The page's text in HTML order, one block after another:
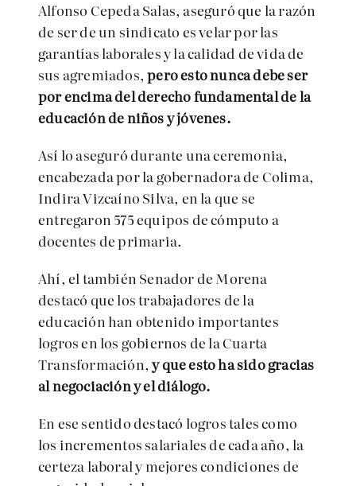
Alfonso Cepeda Salas, aseguró que la razón
de ser de un sindicato es velar por las
garantías laborales y la calidad de vida de
sus agremiados,pero esto nunca debe ser
por encima del derecho fundamental de la
educación de niños y jóvenes.
Así lo aseguró durante una ceremonia,
encabezada por la gobernadora de Colima,
Indira Vizcaíno Silva, en la que se
entregaron 575 equipos de cómputo a
docentes de primaria.
Ahí, el también Senador de Morena
destacó que los trabajadores de la
educación han obtenido importantes
logros en los gobiernos de la Cuarta
Transformación,y que esto ha sido gracias
al negociación y el diálogo.
En ese sentido destacó logros tales como
los incrementos salariales de cada año, la
certeza laboral y mejores condiciones de